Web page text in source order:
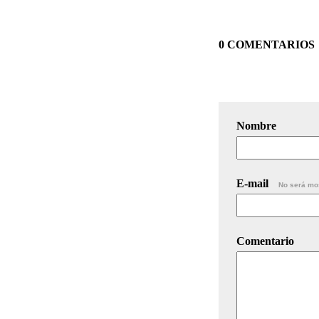
0 COMENTARIOS
Nombre
E-mail No será
Comentario